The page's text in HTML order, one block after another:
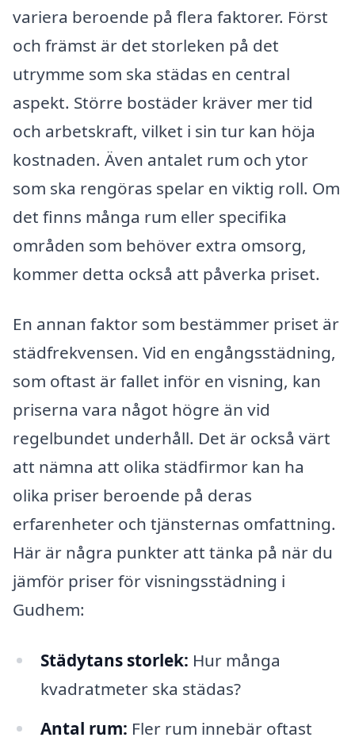
variera beroende på flera faktorer. Först
och främst är det storleken på det
utrymme som ska städas en central
aspekt. Större bostäder kräver mer tid
och arbetskraft, vilket i sin tur kan höja
kostnaden. Även antalet rum och ytor
som ska rengöras spelar en viktig roll. Om
det finns många rum eller specifika
områden som behöver extra omsorg,
kommer detta också att påverka priset.
En annan faktor som bestämmer priset är
städfrekvensen. Vid en engångsstädning,
som oftast är fallet inför en visning, kan
priserna vara något högre än vid
regelbundet underhåll. Det är också värt
att nämna att olika städfirmor kan ha
olika priser beroende på deras
erfarenheter och tjänsternas omfattning.
Här är några punkter att tänka på när du
jämför priser för visningsstädning i
Gudhem:
Städytans storlek: Hur många
kvadratmeter ska städas?
Antal rum: Fler rum innebär oftast